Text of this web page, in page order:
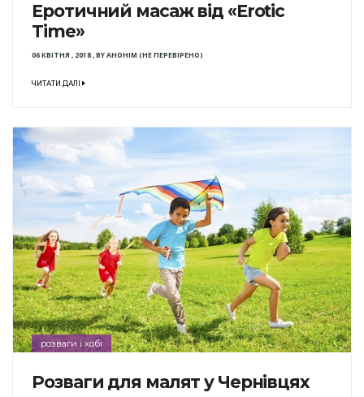
Еротичний масаж від «Erotic
Time»
06 КВІТНЯ , 2018,BYАНОНІМ (НЕ ПЕРЕВІРЕНО)
ЧИТАТИ ДАЛІ
розваги і хобі
Розваги для малят у Чернівцях